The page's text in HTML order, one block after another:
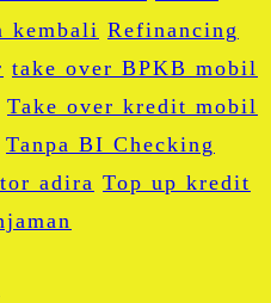
kembali Refinancing
take over BPKB mobil
Take over kredit mobil
Tanpa BI Checking
adira Top up kredit